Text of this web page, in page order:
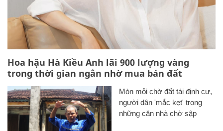
Hoa hậu Hà Kiều Anh lãi 900 lượng vàng
trong thời gian ngắn nhờ mua bán đất
Mòn mỏi chờ đất tái định cư,
người dân 'mắc kẹt' trong
những căn nhà chờ sập